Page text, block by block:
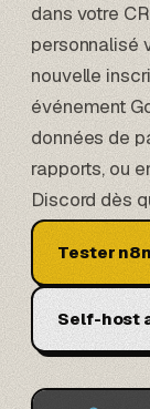
dans votre
personnalisé
nouvelle
événement
données de
rapports, ou
Discord dès
Tester
Self-host